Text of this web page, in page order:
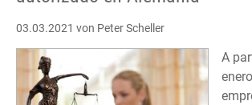
03.03.2021 von Peter Scheller
A